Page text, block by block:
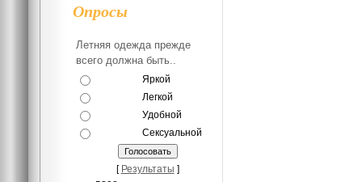
Опросы
Летняя одежда прежде
всего должна быть..
Яркой
Легкой
Удобной
Сексуальной
[ Результаты ]